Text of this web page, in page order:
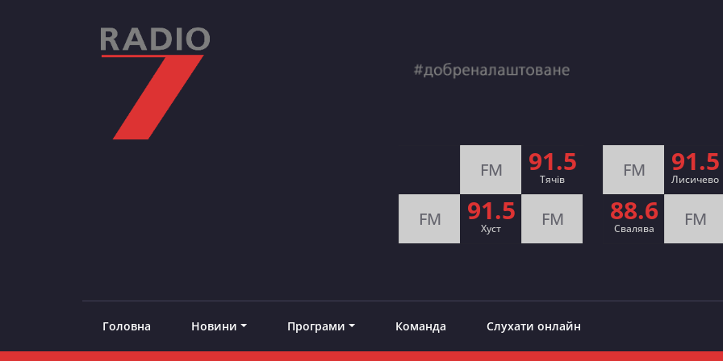
FM 91.5
Тячів
FM 91.5
Хуст FM
FM 91.5
Лисичево
88.6
Свалява FM
Головна Новини Програми Команда Слухати онлайн